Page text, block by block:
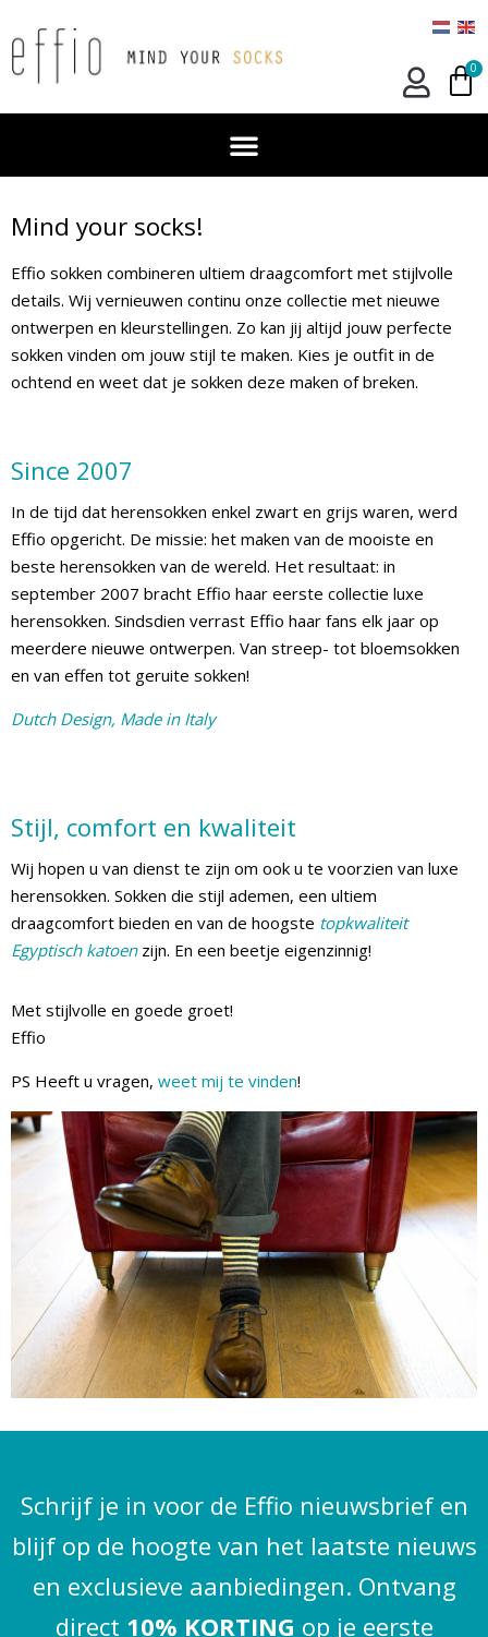
0
Mind your socks!
Effio sokken combineren ultiem draagcomfort met stijlvolle
details. Wij vernieuwen continu onze collectie met nieuwe
ontwerpen en kleurstellingen. Zo kan jij altijd jouw perfecte
sokken vinden om jouw stijl te maken. Kies je outfit in de
ochtend en weet dat je sokken deze maken of breken.
Since 2007
In de tijd dat herensokken enkel zwart en grijs waren, werd
Effio opgericht. De missie: het maken van de mooiste en
beste herensokken van de wereld. Het resultaat: in
september 2007 bracht Effio haar eerste collectie luxe
herensokken. Sindsdien verrast Effio haar fans elk jaar op
meerdere nieuwe ontwerpen. Van streep- tot bloemsokken
en van effen tot geruite sokken!
Dutch Design, Made in Italy
Stijl, comfort en kwaliteit
Wij hopen u van dienst te zijn om ook u te voorzien van luxe
herensokken. Sokken die stijl ademen, een ultiem
draagcomfort bieden en van de hoogste topkwaliteit
Egyptisch katoenzijn. En een beetje eigenzinnig!
Met stijlvolle en goede groet!
Effio
PS Heeft u vragen, weet mij te vinden!
Schrijf je in voor de Effio nieuwsbrief en
blijf op de hoogte van het laatste nieuws
en exclusieve aanbiedingen. Ontvang
direct 10% KORTING op je eerste